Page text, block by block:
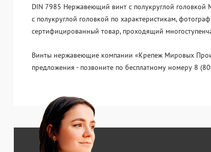
DIN 7985 Нержавеющий винт с полукруглой
с полукруглой головкой по характеристикам,
сертифицированный товар, проходящий
Винты нержавеющие компании «Крепеж Мировых
предложения - позвоните по бесплатному номеру 8